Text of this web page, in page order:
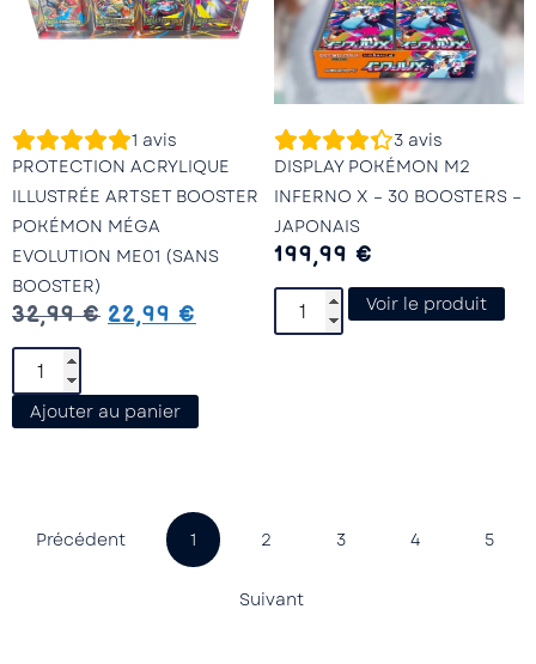
1 avis
PROTECTION ACRYLIQUE
ILLUSTRÉE ARTSET BOOSTER
POKÉMON MÉGA
EVOLUTION ME01 (SANS
BOOSTER)
32,99€ 22,99 €
Ajouter au panier
3 avis
DISPLAY POKÉMON M2
INFERNO X – 30 BOOSTERS –
JAPONAIS
199,99 €
Voir le produit
Précédent 1 2 3 4 5
Suivant